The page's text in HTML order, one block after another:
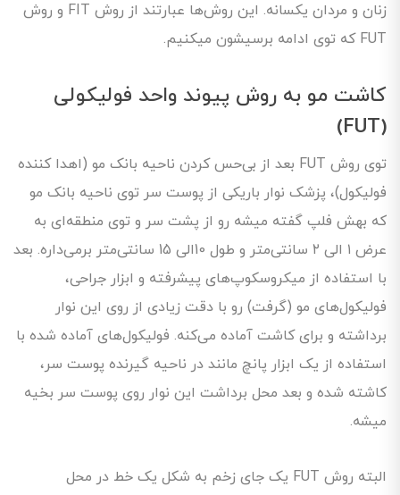
زنان و مردان یکسانه. این روش‌ها عبارتند از روش FIT و روش
FUT که توی ادامه برسیشون میکنیم.
کاشت مو به روش پیوند واحد فولیکولی
(FUT)
توی روش FUT بعد از بی‌حس کردن ناحیه بانک مو (اهدا کننده
فولیکول)، پزشک نوار باریکی از پوست سر توی ناحیه بانک مو
که بهش فلپ گفته میشه رو از پشت سر و توی منطقه‌ای به
عرض ۱ الی ۲ سانتی‌متر و طول 10الی 15 سانتی‌متر برمی‌داره. بعد
با استفاده از میکروسکوپ‌های پیشرفته و ابزار جراحی،
فولیکول‌های مو (گرفت) رو با دقت زیادی از روی این نوار
برداشته و برای کاشت آماده‌ می‌کنه. فولیکول‌های آماده شده با
استفاده از یک ابزار پانچ مانند در ناحیه گیرنده پوست سر،
کاشته شده و بعد محل برداشت این نوار روی پوست سر بخیه
میشه.
البته روش FUT یک جای زخم به شکل یک خط در محل